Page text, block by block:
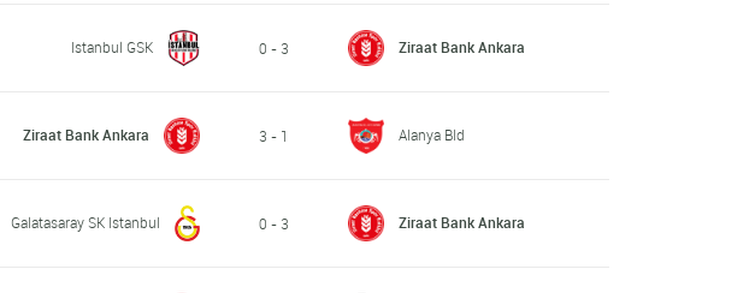
Istanbul GSK 0 - 3 Ziraat Bank Ankara
Ziraat Bank Ankara 3 - 1 Alanya Bld
Galatasaray SK Istanbul 0 - 3 Ziraat Bank Ankara